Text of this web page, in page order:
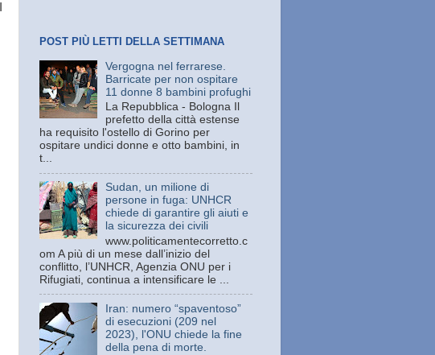
POST PIÙ LETTI DELLA SETTIMANA
Vergogna nel ferrarese.
Barricate per non ospitare
11 donne 8 bambini profughi
La Repubblica - Bologna Il
prefetto della città estense
ha requisito l'ostello di Gorino per
ospitare undici donne e otto bambini, in
t...
Sudan, un milione di
persone in fuga: UNHCR
chiede di garantire gli aiuti e
la sicurezza dei civili
www.politicamentecorretto.c
om A più di un mese dall’inizio del
conflitto, l’UNHCR, Agenzia ONU per i
Rifugiati, continua a intensificare le ...
Iran: numero “spaventoso”
di esecuzioni (209 nel
2023), l'ONU chiede la fine
della pena di morte.